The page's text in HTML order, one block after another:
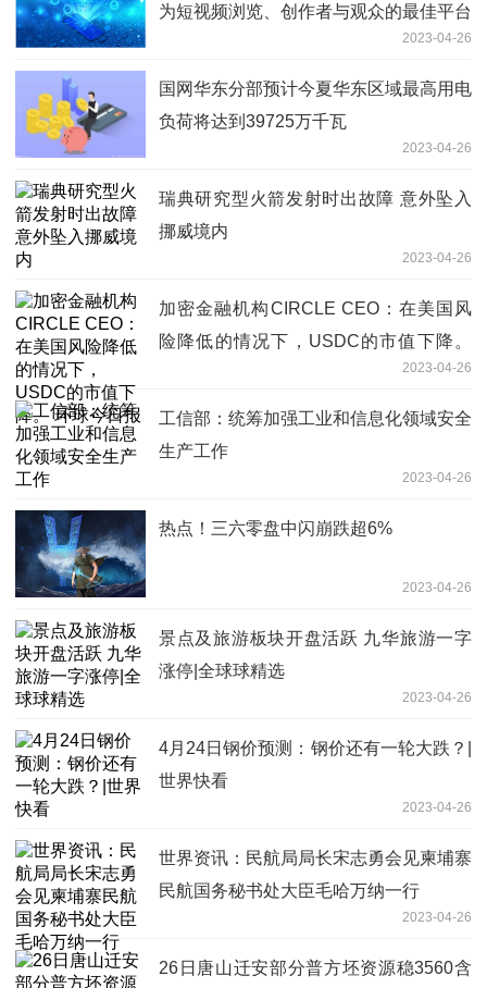
为短视频浏览、创作者与观众的最佳平台
2023-04-26
国网华东分部预计今夏华东区域最高用电
负荷将达到39725万千瓦
2023-04-26
瑞典研究型火箭发射时出故障 意外坠入
挪威境内
2023-04-26
加密金融机构CIRCLE CEO：在美国风
险降低的情况下，USDC的市值下降。
2023-04-26
工信部：统筹加强工业和信息化领域安全
生产工作
2023-04-26
热点！三六零盘中闪崩跌超6%
2023-04-26
景点及旅游板块开盘活跃 九华旅游一字
涨停|全球球精选
2023-04-26
4月24日钢价预测：钢价还有一轮大跌？|
世界快看
2023-04-26
世界资讯：民航局局长宋志勇会见柬埔寨
民航国务秘书处大臣毛哈万纳一行
2023-04-26
26日唐山迁安部分普方坯资源稳3560含